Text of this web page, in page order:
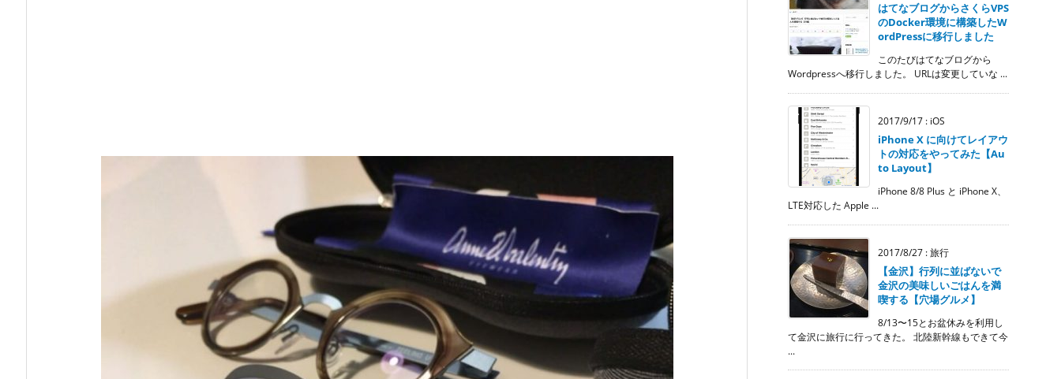
はてなブログからさくらVPS
のDocker環境に構築したW
ordPressに移行しました
このたびはてなブログから
Wordpressへ移行しました。 URLは変更していな ...
2017/9/17 : iOS
iPhone X に向けてレイアウ
トの対応をやってみた【Au
to Layout】
iPhone 8/8 Plus と iPhone X、
LTE対応した Apple ...
2017/8/27 :旅行
【金沢】行列に並ばないで
金沢の美味しいごはんを満
喫する【穴場グルメ】
8/13〜15とお盆休みを利用し
て金沢に旅行に行ってきた。 北陸新幹線もできて今
...